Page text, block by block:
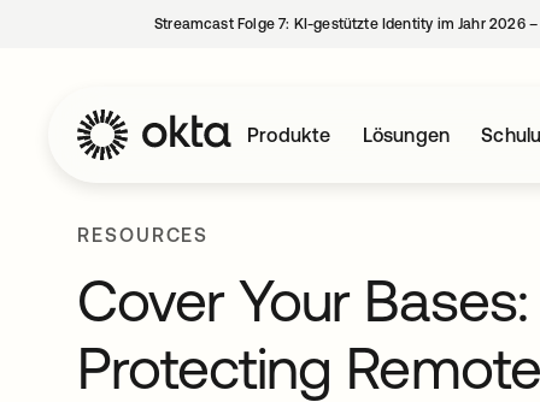
Streamcast Folge 7: KI-gestützte Identity im Jahr 2026
Produkte Lösungen
RESOURCES
Cover Your
Protecting